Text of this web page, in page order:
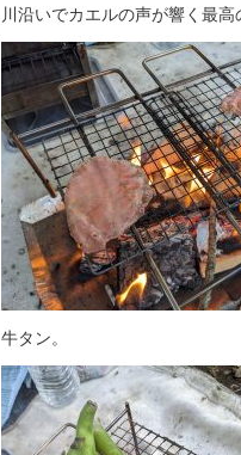
川沿いでカエルの声が響く最高
牛タン。